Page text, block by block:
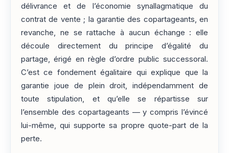
délivrance et de l’économie synallagmatique du
contrat de vente ; la garantie des copartageants, en
revanche, ne se rattache à aucun échange : elle
découle directement du principe d’égalité du
partage, érigé en règle d’ordre public successoral.
C’est ce fondement égalitaire qui explique que la
garantie joue de plein droit, indépendamment de
toute stipulation, et qu’elle se répartisse sur
l’ensemble des copartageants — y compris l’évincé
lui-même, qui supporte sa propre quote-part de la
perte.